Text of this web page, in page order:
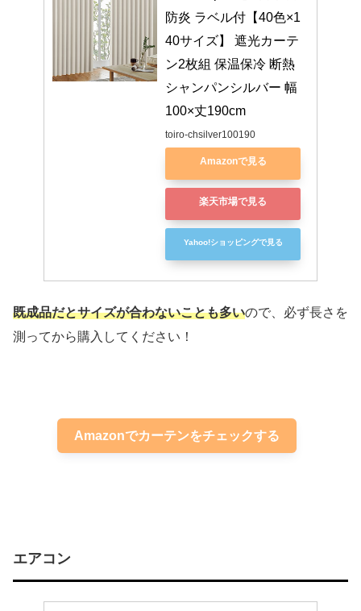
防炎 ラベル付【40色×1
40サイズ】 遮光カーテ
ン2枚組 保温保冷 断熱
シャンパンシルバー 幅
100×丈190cm
toiro-chsilver100190
Amazonで見る
楽天市場で見る
Yahoo!ショッピングで見る
既成品だとサイズが合わないことも多いので、必ず長さを
測ってから購入してください！
Amazonでカーテンをチェックする
エアコン